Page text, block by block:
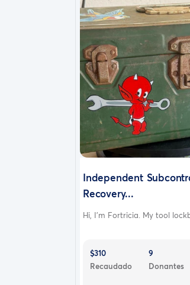
Independent
Recovery...
Hi, I'm Fortricia. My tool
$310
Recaudado
9
Donantes